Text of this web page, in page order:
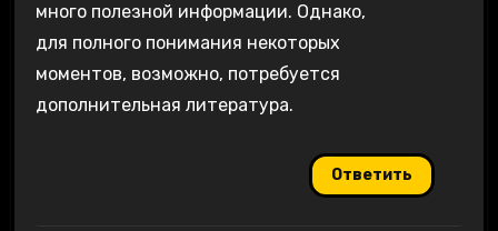
много полезной информации. Однако,
для полного понимания некоторых
моментов, возможно, потребуется
дополнительная литература.
Ответить